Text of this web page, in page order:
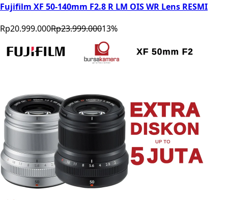
Fujifilm XF 50-140mm F2.8 R LM OIS WR Lens RESMI
Rp20.999.000Rp23.999.00013%